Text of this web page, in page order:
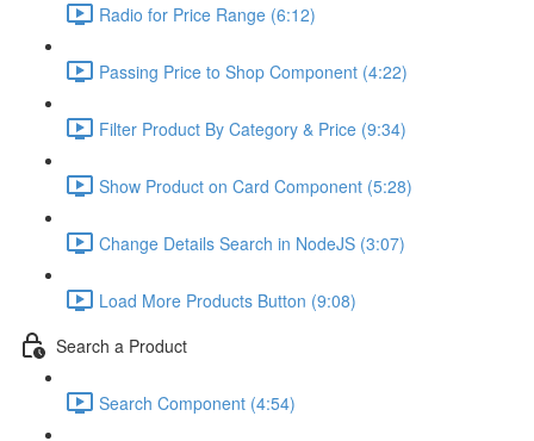
Radio for Price Range (6:12)
Passing Price to Shop Component (4:22)
Filter Product By Category & Price (9:34)
Show Product on Card Component (5:28)
Change Details Search in NodeJS (3:07)
Load More Products Button (9:08)
Search a Product
Search Component (4:54)